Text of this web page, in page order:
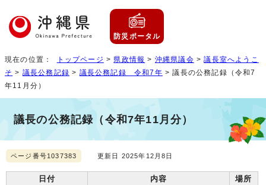
防災ポータル
現在の位置： トップページ > 県政情報 > 沖縄県議会 >議長室へようこ
そ > 議長公務記録 > 議長公務記録 令和7年 > 議長の公務記録（令和7
年11月分）
議長の公務記録（令和7年11月分）
ページ番号1037383 更新日 2025年12月8日
日付 内容
場所